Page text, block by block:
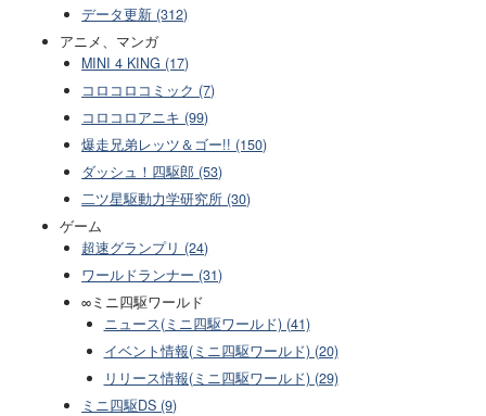
データ更新 (312)
アニメ、マンガ
MINI 4 KING (17)
コロコロコミック (7)
コロコロアニキ (99)
爆走兄弟レッツ＆ゴー!! (150)
ダッシュ！四駆郎 (53)
二ツ星駆動力学研究所 (30)
ゲーム
超速グランプリ (24)
ワールドランナー (31)
∞ミニ四駆ワールド
ニュース(ミニ四駆ワールド) (41)
イベント情報(ミニ四駆ワールド) (20)
リリース情報(ミニ四駆ワールド) (29)
ミニ四駆DS (9)